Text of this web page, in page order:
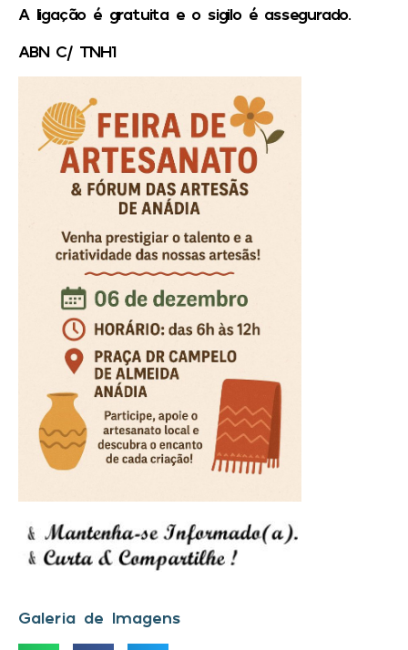
A ligação é gratuita e o sigilo é assegurado.
ABN C/ TNH1
Galeria de Imagens